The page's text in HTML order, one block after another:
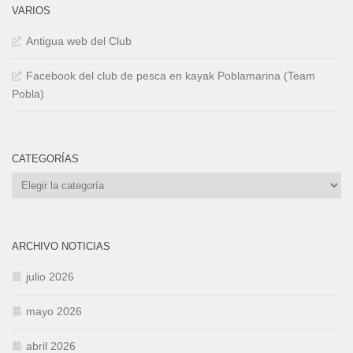
VARIOS
Antigua web del Club
Facebook del club de pesca en kayak Poblamarina (Team
Pobla)
CATEGORÍAS
Categorías
ARCHIVO NOTICIAS
julio 2026
mayo 2026
abril 2026